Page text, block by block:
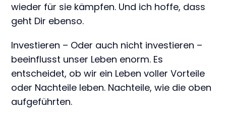
wieder für sie kämpfen. Und ich hoffe, dass
geht Dir ebenso.
Investieren – Oder auch nicht investieren –
beeinflusst unser Leben enorm. Es
entscheidet, ob wir ein Leben voller Vorteile
oder Nachteile leben. Nachteile, wie die oben
aufgeführten.